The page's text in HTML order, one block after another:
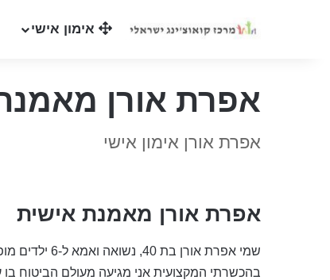
אימון אישי
אפרת אורן
אפרת אורן אימון אישי
אפרת אורן מאמנת אישית
שמי אפרת אורן בת 40, נשואה ואמא ל-6 ילדים מופלאים.
בהכשרתי המקצועית אני מגיעה מעולם הביטוח בו עסקתי